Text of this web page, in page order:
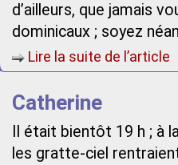
d’ailleurs, que jamais
dominicaux ; soyez
Lire la suite de l’article
Catherine
Il était bientôt 19 h ; à
les gratte-ciel